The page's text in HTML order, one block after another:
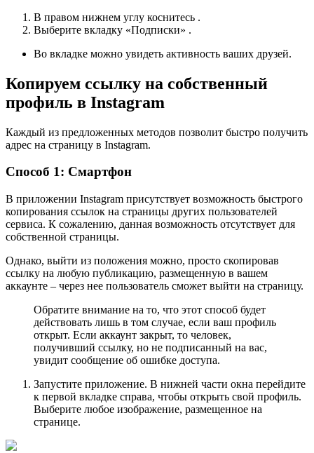
В правом нижнем углу коснитесь .
Выберите вкладку «Подписки» .
Во вкладке можно увидеть активность ваших друзей.
Копируем ссылку на собственный
профиль в Instagram
Каждый из предложенных методов позволит быстро получить
адрес на страницу в Instagram.
Способ 1: Смартфон
В приложении Instagram присутствует возможность быстрого
копирования ссылок на страницы других пользователей
сервиса. К сожалению, данная возможность отсутствует для
собственной страницы.
Однако, выйти из положения можно, просто скопировав
ссылку на любую публикацию, размещенную в вашем
аккаунте – через нее пользователь сможет выйти на страницу.
Обратите внимание на то, что этот способ будет
действовать лишь в том случае, если ваш профиль
открыт. Если аккаунт закрыт, то человек,
получивший ссылку, но не подписанный на вас,
увидит сообщение об ошибке доступа.
Запустите приложение. В нижней части окна перейдите
к первой вкладке справа, чтобы открыть свой профиль.
Выберите любое изображение, размещенное на
странице.